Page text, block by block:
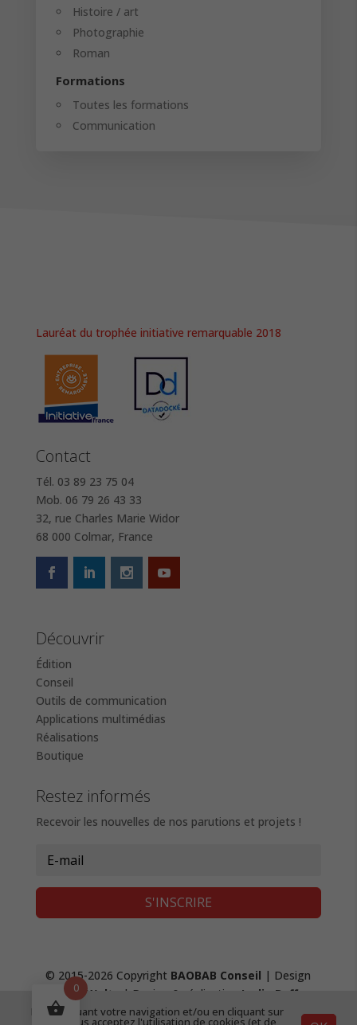
Histoire / art
Photographie
Roman
Formations
Toutes les formations
Communication
Lauréat du trophée initiative remarquable 2018
Contact
Tél. 03 89 23 75 04
Mob. 06 79 26 43 33
32, rue Charles Marie Widor
68 000 Colmar, France
Découvrir
Édition
Conseil
Outils de communication
Applications multimédias
Réalisations
Boutique
Restez informés
Recevoir les nouvelles de nos parutions et projets !
S'INSCRIRE
© 2015-2026 Copyright BAOBAB Conseil | Design
Fanny Waltz
| Design & réalisation Lydie Boffy
création de site web|Mentions Légales &
0
En continuant votre navigation et/ou en cliquant sur
"OK", vous acceptez l'utilisation de cookies (et de